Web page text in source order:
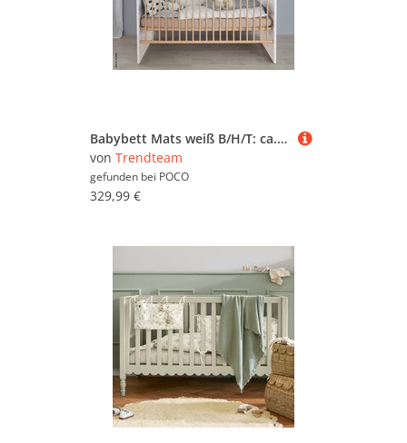
Babybett Mats weiß B/H/T: ca. 144x83x78 cm
von Trendteam
gefunden bei POCO
329,99 €